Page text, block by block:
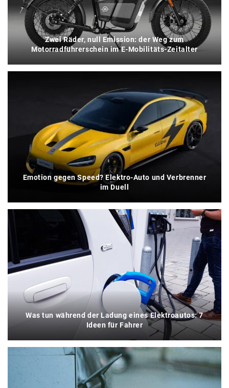
Zwei Räder, null Emission: der Weg zum
Motorradführerschein im E-Mobilitäts-Zeitalter
Emotion gegen Speed? Elektro-Auto und Verbrenner
im Duell
Was tun während der Ladung eines Elektroautos: 7
Ideen für Fahrer